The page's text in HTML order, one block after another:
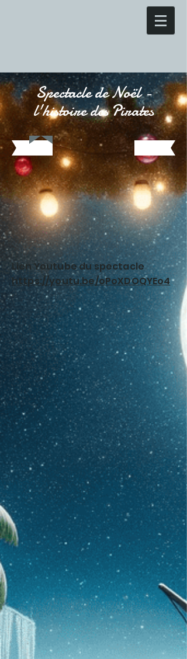
Spectacle de Noël -
l'histoire des Pirates
Lien Youtube du spectacle
https://youtu.be/oPoXDOQYEo4